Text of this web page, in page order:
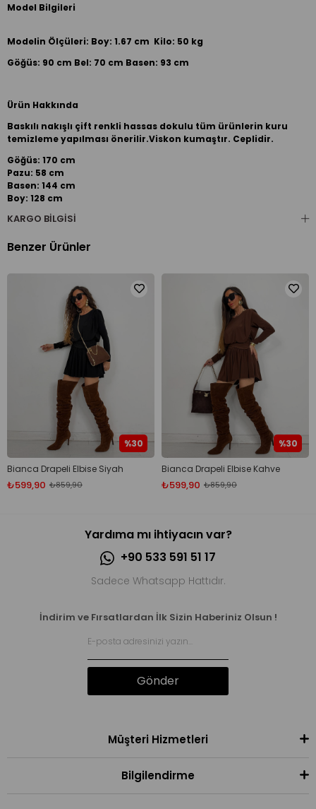
Model Bilgileri
Modelin Ölçüleri: Boy: 1.67 cm Kilo: 50 kg
Göğüs: 90 cm Bel: 70 cm Basen: 93 cm
Ürün Hakkında
Baskılı nakışlı çift renkli hassas dokulu tüm ürünlerin kuru
temizleme yapılması önerilir.Viskon kumaştır. Ceplidir.
Göğüs: 170 cm
Pazu: 58 cm
Basen: 144 cm
Boy: 128 cm
KARGO BILGISI
Benzer Ürünler
Bianca Drapeli Elbise Siyah
₺599,90 ₺859,90
%30
Bianca Drapeli Elbise Kahve
₺599,90 ₺859,90
%30
Yardıma mı ihtiyacın var?
+90 533 591 51 17
Sadece Whatsapp Hattıdır.
İndirim ve Fırsatlardan İlk Sizin Haberiniz Olsun !
Gönder
Müşteri Hizmetleri
Bilgilendirme